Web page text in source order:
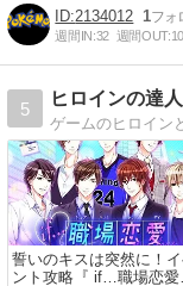
2134012 1
週間IN:32 週間OUT:
5
ヒロインの達人
ゲームのヒロイン
誓いのキスは突然に！
ント攻略『 if…職場恋愛